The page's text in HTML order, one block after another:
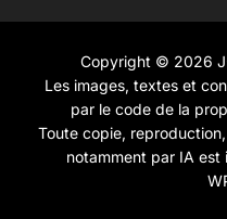
Copyright © 2026
Les images, textes et
par le code de la
Toute copie,
notamment par IA est